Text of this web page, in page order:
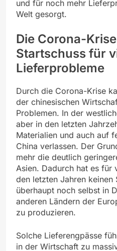
und für noch mehr
Welt gesorgt.
Die Corona-
Startschuss für
Lieferprobleme
Durch die Corona-Krise
der chinesischen
Problemen. In der
aber in den letzten
Materialien und auch auf
China verlassen. Der
mehr die deutlich
Asien. Dadurch hat es für
den letzten Jahren keinen
überhaupt noch selbst in
anderen Ländern der
zu produzieren.
Solche Lieferengpässe
in der Wirtschaft zu